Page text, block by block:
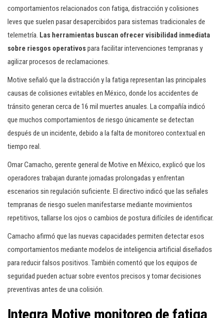
comportamientos relacionados con fatiga, distracción y colisiones
leves que suelen pasar desapercibidos para sistemas tradicionales de
telemetría. Las herramientas buscan ofrecer visibilidad inmediata
sobre riesgos operativospara facilitar intervenciones tempranas y
agilizar procesos de reclamaciones.
Motive señaló que la distracción y la fatiga representan las principales
causas de colisiones evitables en México, donde los accidentes de
tránsito generan cerca de 16 mil muertes anuales. La compañía indicó
que muchos comportamientos de riesgo únicamente se detectan
después de un incidente, debido a la falta de monitoreo contextual en
tiempo real.
Omar Camacho, gerente general de Motive en México, explicó que los
operadores trabajan durante jornadas prolongadas y enfrentan
escenarios sin regulación suficiente. El directivo indicó que las señales
tempranas de riesgo suelen manifestarse mediante movimientos
repetitivos, tallarse los ojos o cambios de postura difíciles de identificar.
Camacho afirmó que las nuevas capacidades permiten detectar esos
comportamientos mediante modelos de inteligencia artificial diseñados
para reducir falsos positivos. También comentó que los equipos de
seguridad pueden actuar sobre eventos precisos y tomar decisiones
preventivas antes de una colisión.
Integra Motive monitoreo de fatiga